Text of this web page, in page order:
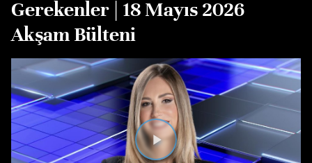
Gerekenler | 18 Mayıs 2026
Akşam Bülteni
Videoyu